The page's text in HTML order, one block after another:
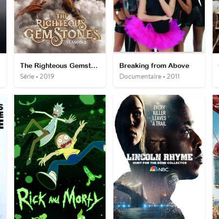
The Righteous Gemstones
Série • 2019
Breaking from Above
Documentaire • 2011